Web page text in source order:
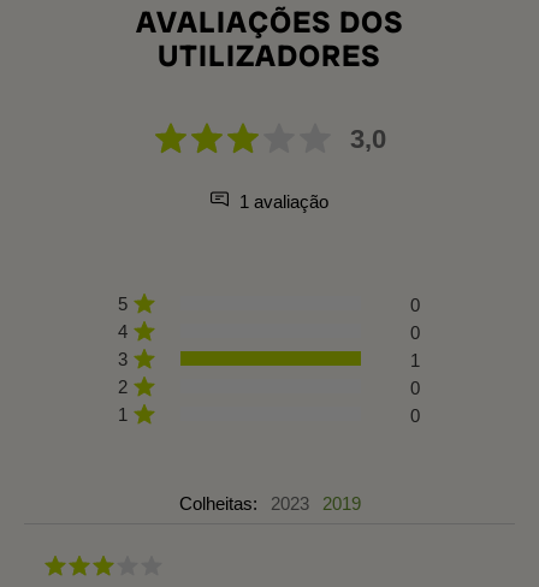
AVALIAÇÕES DOS
UTILIZADORES
3,0
1 avaliação
5
0
4
0
3
1
2
0
1
0
Colheitas: 2023 2019